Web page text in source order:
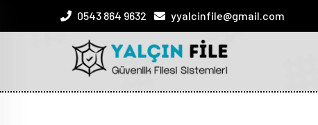
0543 864 9632 yyalcinfile@gmail.com